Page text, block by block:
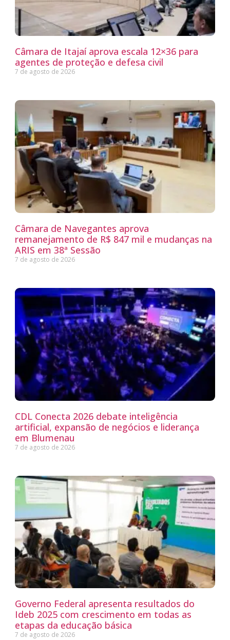
Câmara de Itajaí aprova escala 12×36 para
agentes de proteção e defesa civil
7 de agosto de 2026
Câmara de Navegantes aprova
remanejamento de R$ 847 mil e mudanças na
ARIS em 38ª Sessão
7 de agosto de 2026
CDL Conecta 2026 debate inteligência
artificial, expansão de negócios e liderança
em Blumenau
7 de agosto de 2026
Governo Federal apresenta resultados do
Ideb 2025 com crescimento em todas as
etapas da educação básica
7 de agosto de 2026